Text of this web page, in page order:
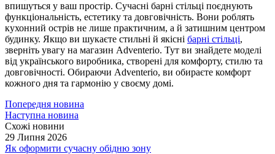
впишуться у ваш простір. Сучасні барні стільці поєднують
функціональність, естетику та довговічність. Вони роблять
кухонний острів не лише практичним, а й затишним центром
будинку. Якщо ви шукаєте стильні й якісні барні стільці,
зверніть увагу на магазин Adventerio. Тут ви знайдете моделі
від українського виробника, створені для комфорту, стилю та
довговічності. Обираючи Adventerio, ви обираєте комфорт
кожного дня та гармонію у своєму домі.
Попередня новина
Наступна новина
Схожі новини
29 Липня 2026
Як оформити сучасну обідню зону